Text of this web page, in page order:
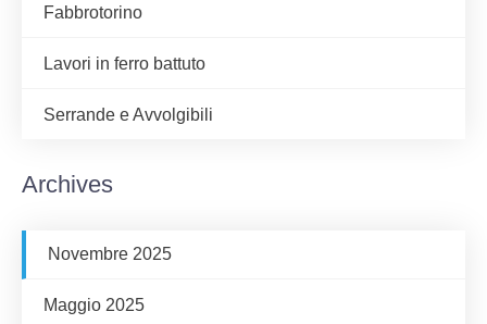
Fabbrotorino
Lavori in ferro battuto
Serrande e Avvolgibili
Archives
Novembre 2025
Maggio 2025